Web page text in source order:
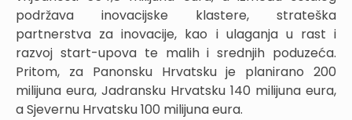
podržava inovacijske klastere, strateška
partnerstva za inovacije, kao i ulaganja u rast i
razvoj start-upova te malih i srednjih poduzeća.
Pritom, za Panonsku Hrvatsku je planirano 200
milijuna eura, Jadransku Hrvatsku 140 milijuna eura,
a Sjevernu Hrvatsku 100 milijuna eura.